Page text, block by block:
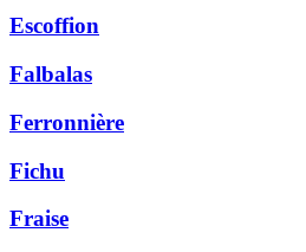
Escoffion
Falbalas
Ferronnière
Fichu
Fraise